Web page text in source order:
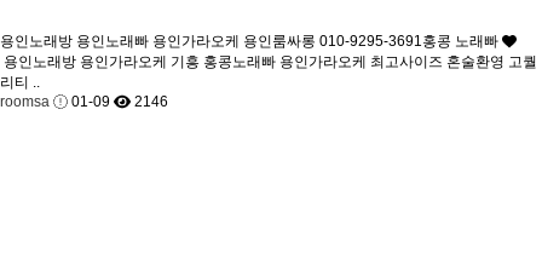
용인노래방 용인노래빠 용인가라오케 용인룸싸롱 010-9295-3691홍콩 노래빠
용인노래방 용인가라오케 기흥 홍콩노래빠 용인가라오케 최고사이즈 혼술환영 고퀄
리티 ..
roomsa
01-09 2146